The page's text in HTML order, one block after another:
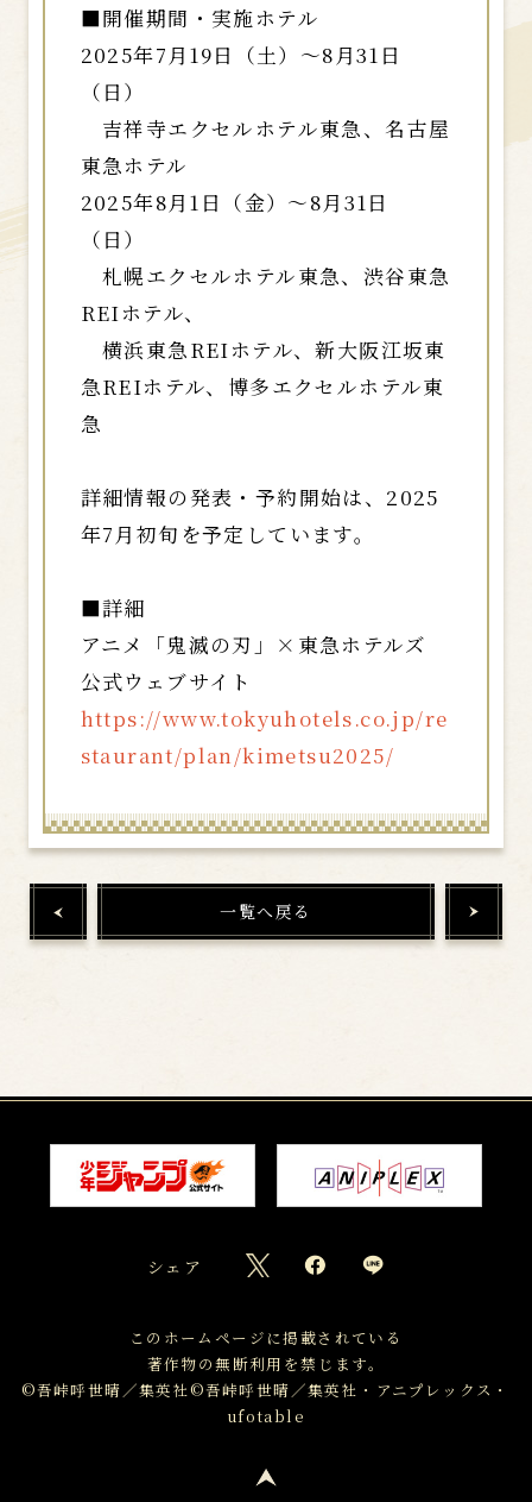
■開催期間・実施ホテル
2025年7月19日（土）～8月31日
（日）
吉祥寺エクセルホテル東急、名古屋
東急ホテル
2025年8月1日（金）～8月31日
（日）
札幌エクセルホテル東急、渋谷東急
REIホテル、
横浜東急REIホテル、新大阪江坂東
急REIホテル、博多エクセルホテル東
急
詳細情報の発表・予約開始は、2025
年7月初旬を予定しています。
■詳細
アニメ「鬼滅の刃」×東急ホテルズ
公式ウェブサイト
https://www.tokyuhotels.co.jp/re
staurant/plan/kimetsu2025/
一覧へ戻る
シェア
このホームページに掲載されている
著作物の無断利用を禁じます。
©吾峠呼世晴／集英社©吾峠呼世晴／集英社・アニプレックス・
ufotable